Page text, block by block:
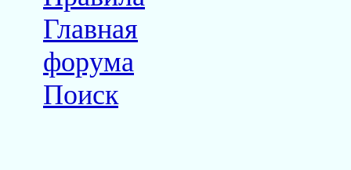
Главная
форума
Поиск